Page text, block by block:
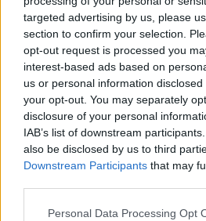
targeted advertising by us, please
section to confirm your selection.
opt-out request is processed you
interest-based ads based on
us or personal information
your opt-out. You may separately
disclosure of your personal
IAB’s list of downstream
also be disclosed by us to third
Downstream Participants that may
Personal Data Processing Opt
σειρά δεικτών FTSE4Good
06/08/2026 - 14:40 ESG
Χρηματοδότηση 8 εκατ. ευρώ
ενημέρωσης- Ξεκίνησε το
ενίσχυσης του Τύπου
06/08/2026 - 13:05 ΕΠΙΧΕΙΡΗΣΕΙΣ
Ρωσία: Η Μόσχα δηλώνει ότι
ουκρανικά drones τη νύχτα -